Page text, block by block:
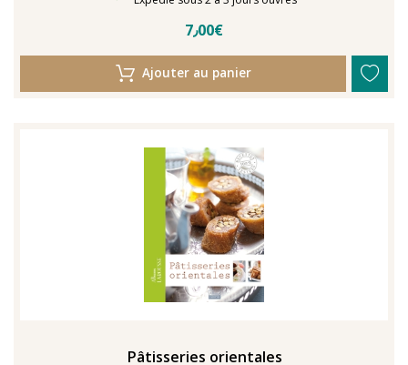
7٫00€
Ajouter au panier
Pâtisseries orientales